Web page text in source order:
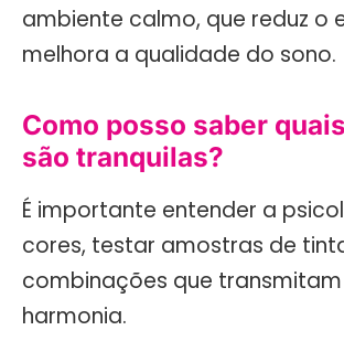
ambiente calmo, que reduz o
melhora a qualidade do sono.
Como posso saber
são tranquilas?
É importante entender a
cores, testar amostras de
combinações que
harmonia.